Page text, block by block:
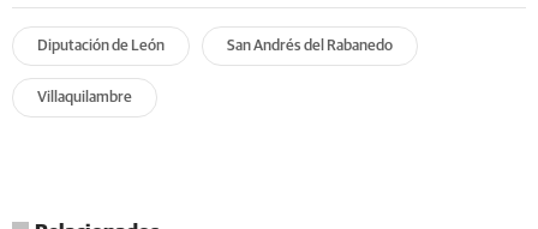
Diputación de León San Andrés del Rabanedo
Villaquilambre